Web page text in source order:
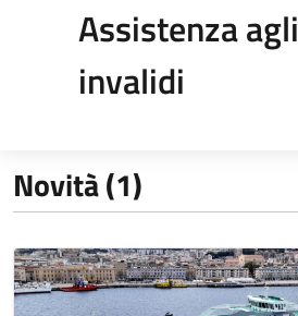
Assistenza agli
invalidi
Novità (1)